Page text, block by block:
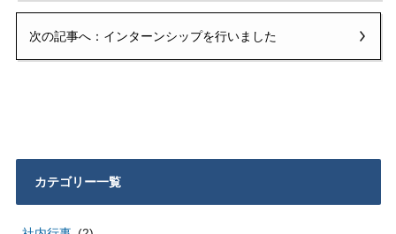
次の記事へ：インターンシップを行いました
カテゴリー一覧